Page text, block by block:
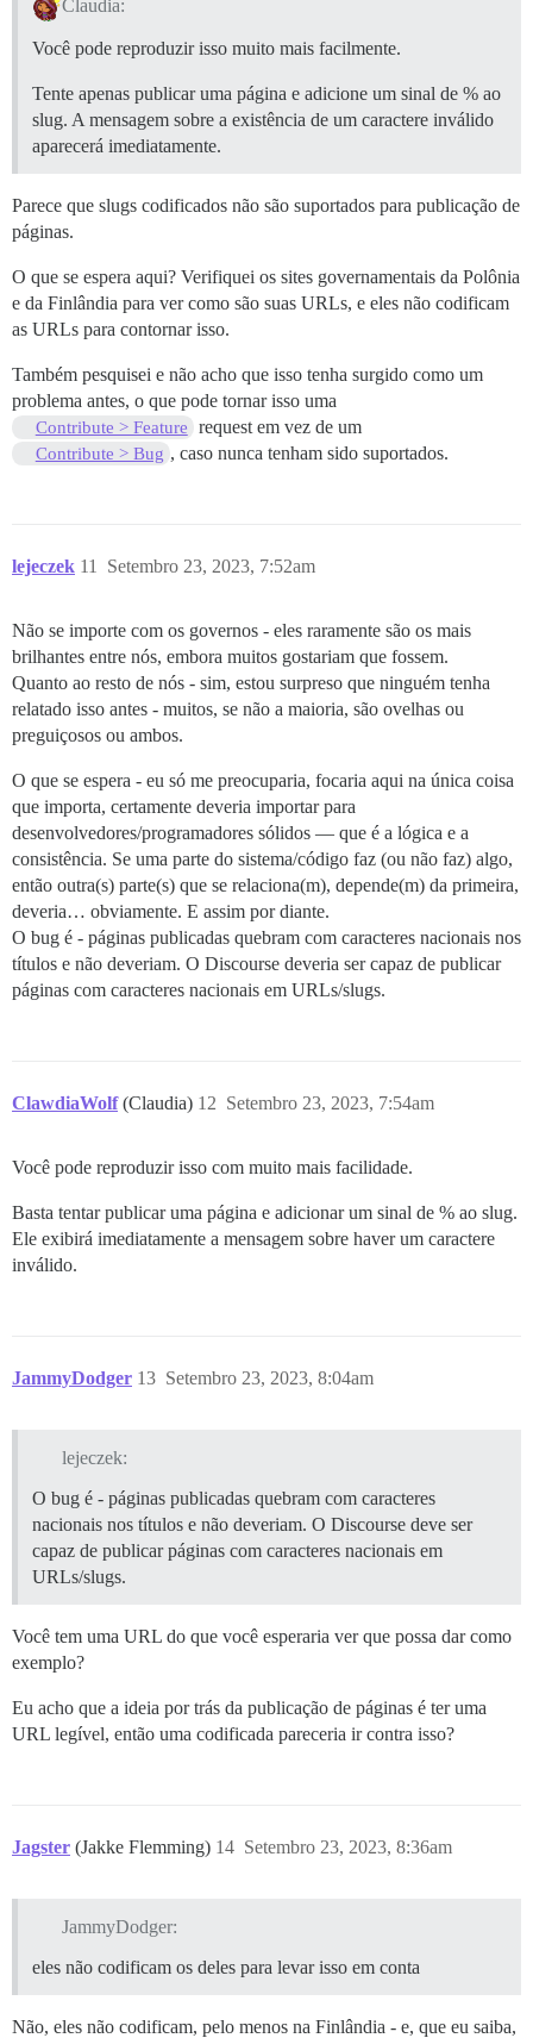
Claudia:
Você pode reproduzir isso muito mais facilmente.
Tente apenas publicar uma página e adicione um sinal de % ao
slug. A mensagem sobre a existência de um caractere inválido
aparecerá imediatamente.
Parece que slugs codificados não são suportados para publicação de
páginas.
O que se espera aqui? Verifiquei os sites governamentais da Polônia
e da Finlândia para ver como são suas URLs, e eles não codificam
as URLs para contornar isso.
Também pesquisei e não acho que isso tenha surgido como um
problema antes, o que pode tornar isso uma
Contribute > Feature request em vez de um
Contribute > Bug , caso nunca tenham sido suportados.
lejeczek Setembro 23, 2023, 7:52am
11
Não se importe com os governos - eles raramente são os mais
brilhantes entre nós, embora muitos gostariam que fossem.
Quanto ao resto de nós - sim, estou surpreso que ninguém tenha
relatado isso antes - muitos, se não a maioria, são ovelhas ou
preguiçosos ou ambos.
O que se espera - eu só me preocuparia, focaria aqui na única coisa
que importa, certamente deveria importar para
desenvolvedores/programadores sólidos — que é a lógica e a
consistência. Se uma parte do sistema/código faz (ou não faz) algo,
então outra(s) parte(s) que se relaciona(m), depende(m) da primeira,
deveria… obviamente. E assim por diante.
O bug é - páginas publicadas quebram com caracteres nacionais nos
títulos e não deveriam. O Discourse deveria ser capaz de publicar
páginas com caracteres nacionais em URLs/slugs.
ClawdiaWolf (Claudia) Setembro 23, 2023, 7:54am
12
Você pode reproduzir isso com muito mais facilidade.
Basta tentar publicar uma página e adicionar um sinal de % ao slug.
Ele exibirá imediatamente a mensagem sobre haver um caractere
inválido.
JammyDodger Setembro 23, 2023, 8:04am
13
lejeczek:
O bug é - páginas publicadas quebram com caracteres
nacionais nos títulos e não deveriam. O Discourse deve ser
capaz de publicar páginas com caracteres nacionais em
URLs/slugs.
Você tem uma URL do que você esperaria ver que possa dar como
exemplo?
Eu acho que a ideia por trás da publicação de páginas é ter uma
URL legível, então uma codificada pareceria ir contra isso?
Jagster (Jakke Flemming) Setembro 23, 2023, 8:36am
14
JammyDodger:
eles não codificam os deles para levar isso em conta
Não, eles não codificam, pelo menos na Finlândia - e, que eu saiba,